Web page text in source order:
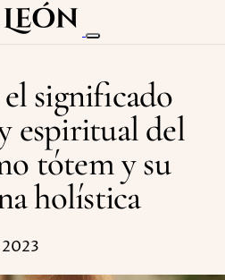
significado
espiritual del
tótem y su
holística